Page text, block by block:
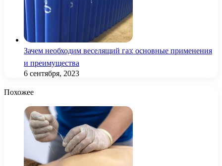
Зачем необходим веселящий газ: основные применения
и преимущества
6 сентября, 2023
Похожее